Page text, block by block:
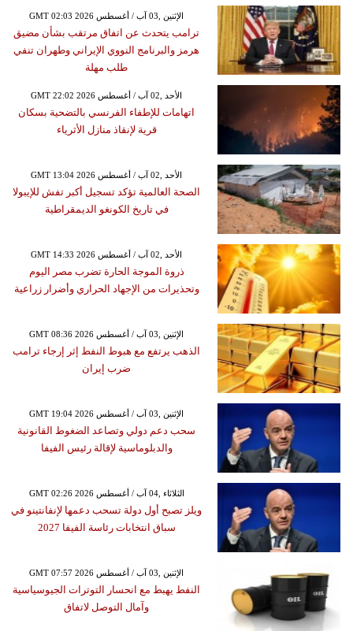
GMT 02:03 2026 الإثنين ,03 آب / أغسطس
ترامب يتحدث عن اتفاق مرتقب بشأن مضيق
هرمز والبرنامج النووي الإيراني وطهران تنفي
طلب مهلة
GMT 22:02 2026 الأحد ,02 آب / أغسطس
اتهامات للإطفاء الفرنسي بالتضحية بسكان
قرية لإنقاذ منازل الأثرياء
GMT 13:04 2026 الأحد ,02 آب / أغسطس
الصحة العالمية تؤكد تسجيل أكبر تفش للإيبولا
في تاريخ الكونغو الديمقراطية
GMT 14:33 2026 الأحد ,02 آب / أغسطس
ذروة الموجة الحارة تضرب مصر اليوم
وتحذيرات من الإجهاد الحراري وأضرار زراعية
GMT 08:36 2026 الإثنين ,03 آب / أغسطس
الذهب يرتفع مع هبوط النفط إثر إرجاء ترامب
ضرب إيران
GMT 19:04 2026 الإثنين ,03 آب / أغسطس
سحب دعم دولي وتصاعد الضغوط القانونية
والدبلوماسية لإقالة رئيس الفيفا
GMT 02:26 2026 الثلاثاء ,04 آب / أغسطس
ويلز تصبح أول دولة تسحب دعمها لإنفانتينو في
سباق انتخابات رئاسة الفيفا 2027
GMT 07:57 2026 الإثنين ,03 آب / أغسطس
النفط يهبط مع انحسار التوترات الجيوسياسية
وآمال التوصل لاتفاق